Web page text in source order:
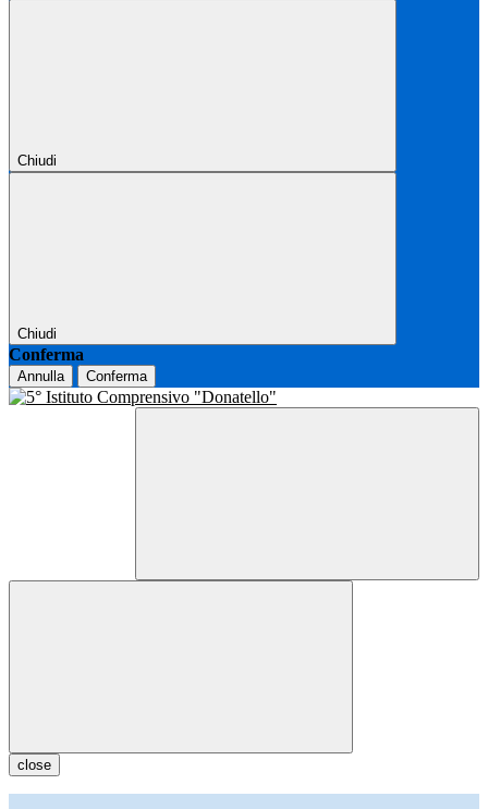
Chiudi
Chiudi
Conferma
Annulla Conferma
close